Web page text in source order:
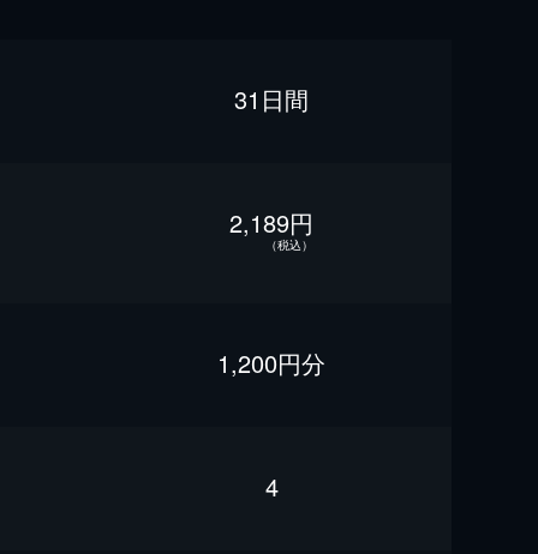
31日間
2,189円
（税込）
1,200円分
4